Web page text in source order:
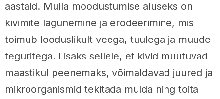
aastaid. Mulla moodustumise aluseks on
kivimite lagunemine ja erodeerimine, mis
toimub looduslikult veega, tuulega ja muude
teguritega. Lisaks sellele, et kivid muutuvad
maastikul peenemaks, võimaldavad juured ja
mikroorganismid tekitada mulda ning toita